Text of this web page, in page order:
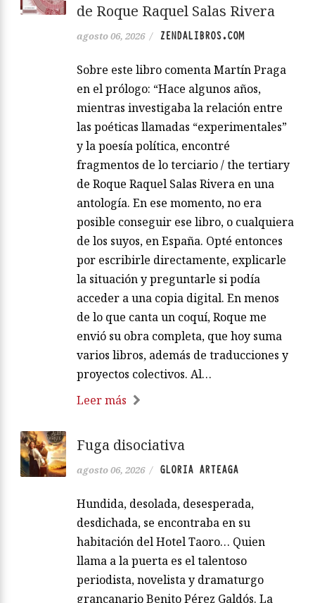
de Roque Raquel Salas Rivera
agosto 06, 2026 / ZENDALIBROS.COM
Sobre este libro comenta Martín Praga
en el prólogo: “Hace algunos años,
mientras investigaba la relación entre
las poéticas llamadas “experimentales”
y la poesía política, encontré
fragmentos de lo terciario / the tertiary
de Roque Raquel Salas Rivera en una
antología. En ese momento, no era
posible conseguir ese libro, o cualquiera
de los suyos, en España. Opté entonces
por escribirle directamente, explicarle
la situación y preguntarle si podía
acceder a una copia digital. En menos
de lo que canta un coquí, Roque me
envió su obra completa, que hoy suma
varios libros, además de traducciones y
proyectos colectivos. Al…
Leer más
Fuga disociativa
agosto 06, 2026 / GLORIA ARTEAGA
Hundida, desolada, desesperada,
desdichada, se encontraba en su
habitación del Hotel Taoro… Quien
llama a la puerta es el talentoso
periodista, novelista y dramaturgo
grancanario Benito Pérez Galdós. La